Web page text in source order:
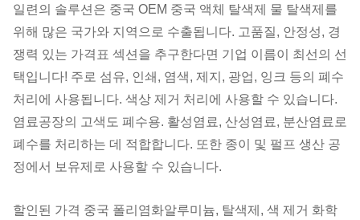
일련의 솔루션은 중국 OEM 중국 액체 탈색제 물 탈색제를
위해 많은 국가와 지역으로 수출됩니다. 고품질, 안정성, 경
쟁력 있는 가격표 섹션을 추구한다면 기업 이름이 최선의 선
택입니다! 주로 섬유, 인쇄, 염색, 제지, 광업, 잉크 등의 폐수
처리에 사용됩니다. 색상 제거 처리에 사용할 수 있습니다.
염료공장의 고색도 폐수용. 활성염료, 산성염료, 분산염료로
폐수를 처리하는 데 적합합니다. 또한 종이 및 펄프 생산 공
정에서 보유제로 사용할 수 있습니다.
할인된 가격 중국 폴리염화알루미늄, 탈색제, 색 제거 화학